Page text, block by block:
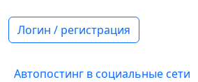
Логин / регистрация
Автопостинг в социальные сети